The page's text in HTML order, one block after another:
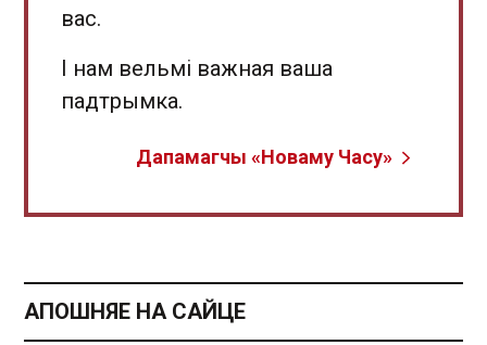
вас.
І нам вельмі важная ваша
падтрымка.
Дапамагчы «Новаму Часу»
АПОШНЯЕ НА САЙЦЕ